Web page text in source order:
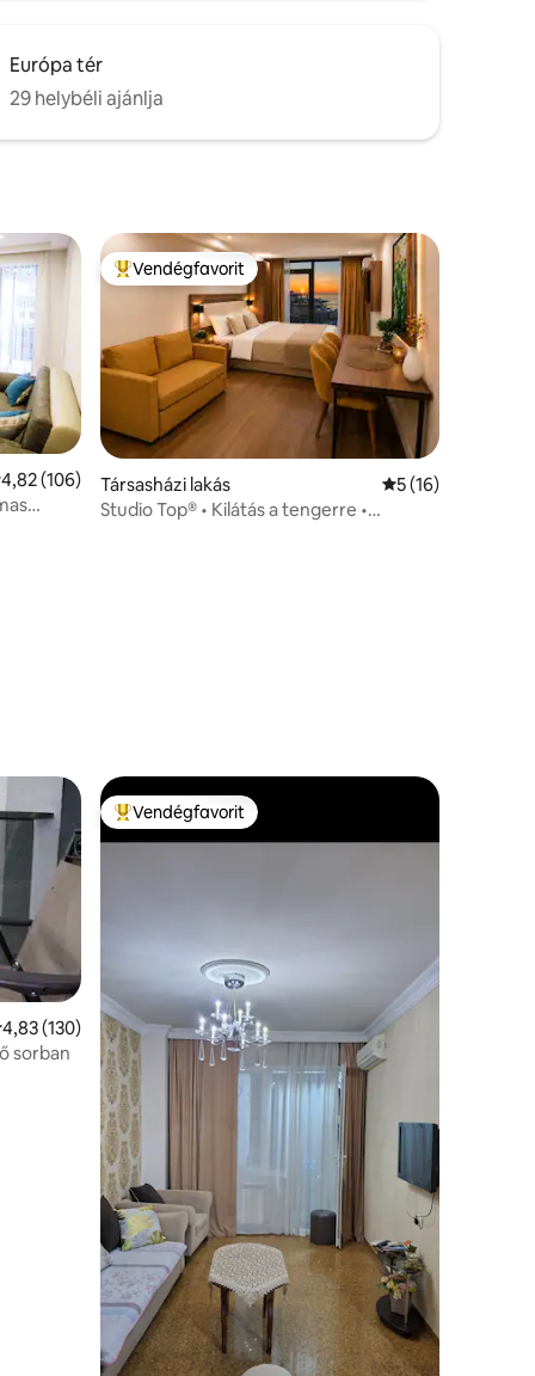
Európa tér
29 helybéli ajánlja
értékelés: 5/4,82, 106 vélemény
4,82 (106)
Kiemelt vendégfavorit
Vendégfavorit
Társasházi lakás Átlagos
5 (16)
Studio Top® • Kilátás a tengerre •
értékelés: 5/4,83, 130 vélemény
4,83 (130)
sorban
Kiemelt vendégfavorit
Vendégfavorit